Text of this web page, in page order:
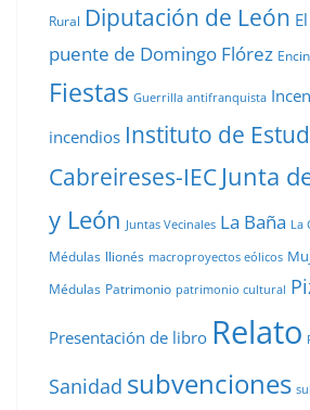
Rural Diputación de León
puente de Domingo Flórez
Fiestas Guerrilla antifranquista
incendios Instituto de
Cabreireses-IEC Junta
y León Juntas Vecinales La Baña La
Médulas llionés macroproyectos eólicos
Médulas Patrimonio patrimonio cultural
Presentación de libro Relato
Sanidad subvenciones